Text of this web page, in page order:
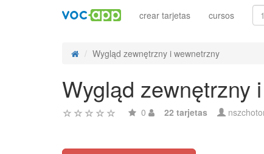
crear tarjetas cursos
Wygląd zewnętrzny i wewnetrzny
Wygląd zewnętrzny
0 22 tarjetas